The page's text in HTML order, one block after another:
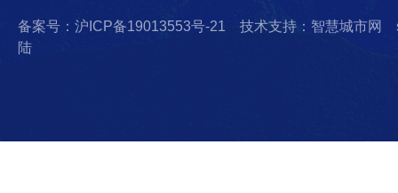
备案号：沪ICP备19013553号-21 技术支持：智慧城市网
陆